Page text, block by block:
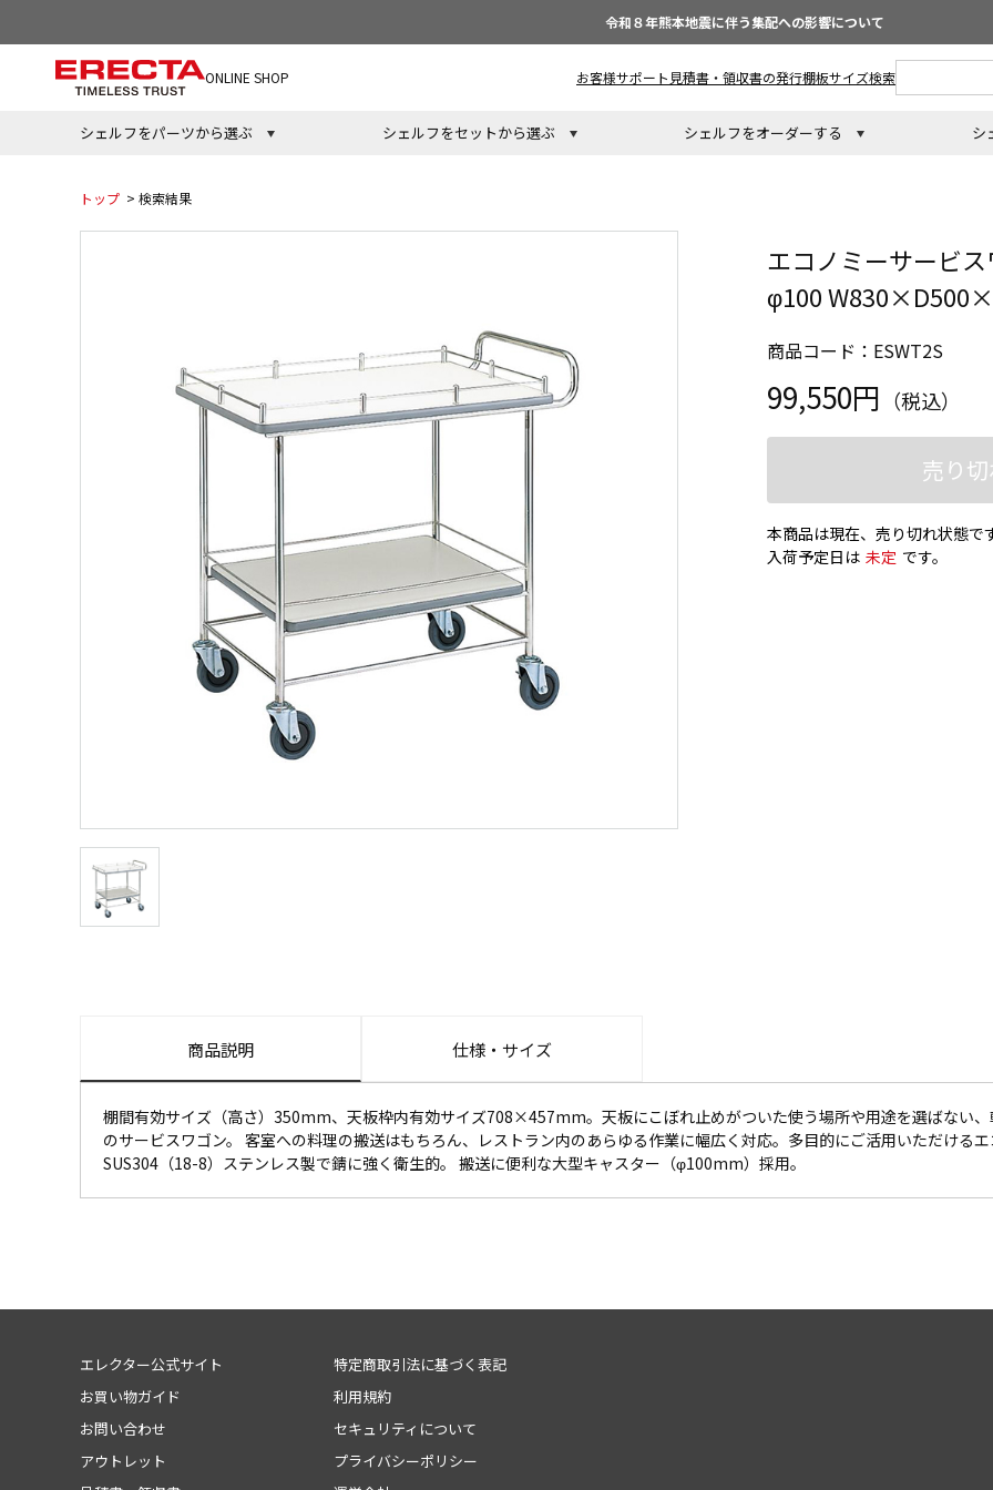
令和８年熊本地震に伴う集配への影響について
ONLINE SHOP お客様サポート 見積書・領収書の発行棚板サイズ検索
シェルフをパーツから選ぶ シェルフをセットから選ぶ シェルフをオーダーする シ
トップ > 検索結果
エコノミーサービ
φ100
商品コード：ESWT2S
99,550円 （税込）
売り
本商品は現在、売り切れ状態で
入荷予定日は 未定 です。
商品説明 仕様・サイズ
棚間有効サイズ（高さ）350mm、天板枠内有効サイズ708×457mm。天板にこぼれ止めがついた使う場所や用途を選ばない
のサービスワゴン。 客室への料理の搬送はもちろん、レストラン内のあらゆる作業に幅広く対応。多目的にご活用いただける
SUS304（18-8）ステンレス製で錆に強く衛生的。 搬送に便利な大型キャスター（φ100mm）採用。
エレクター公式サイト
お買い物ガイド
お問い合わせ
アウトレット
特定商取引法に基づく表記
利用規約
セキュリティについて
プライバシーポリシー